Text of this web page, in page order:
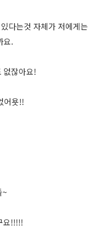
다는것 자체가 저에게는
요.
없잖아요!
어욧!!
~
요!!!!!